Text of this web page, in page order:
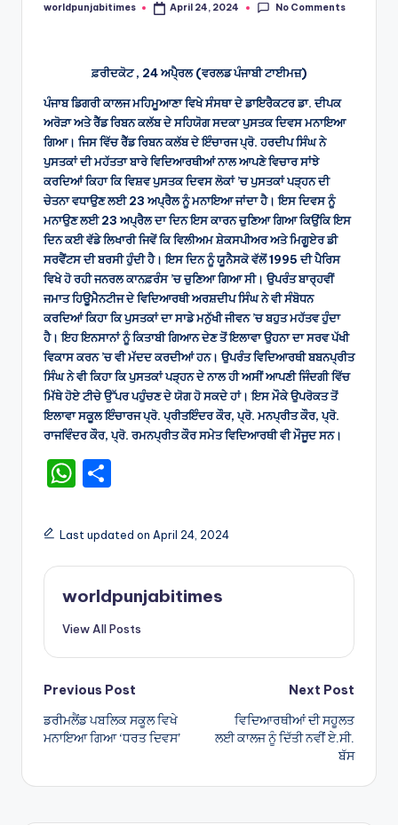
Posted
worldpunjabitimes April 24, 2024 No Comments
ਫ਼ਰੀਦਕੋਟ , 24 ਅਪੈ੍ਰਲ (ਵਰਲਡ ਪੰਜਾਬੀ ਟਾਈਮਜ਼)
ਪੰਜਾਬ ਡਿਗਰੀ ਕਾਲਜ ਮਹਿਮੂਆਣਾ ਵਿਖੇ ਸੰਸਥਾ ਦੇ ਡਾਇਰੈਕਟਰ ਡਾ. ਦੀਪਕ
ਅਰੋੜਾ ਅਤੇ ਰੈੱਡ ਰਿਬਨ ਕਲੱਬ ਦੇ ਸਹਿਯੋਗ ਸਦਕਾ ਪੁਸਤਕ ਦਿਵਸ ਮਨਾਇਆ
ਗਿਆ। ਜਿਸ ਵਿੱਚ ਰੈੱਡ ਰਿਬਨ ਕਲੱਬ ਦੇ ਇੰਚਾਰਜ ਪ੍ਰੋ. ਹਰਦੀਪ ਸਿੰਘ ਨੇ
ਪੁਸਤਕਾਂ ਦੀ ਮਹੱਤਤਾ ਬਾਰੇ ਵਿਦਿਆਰਥੀਆਂ ਨਾਲ ਆਪਣੇ ਵਿਚਾਰ ਸਾਂਝੇ
ਕਰਦਿਆਂ ਕਿਹਾ ਕਿ ਵਿਸ਼ਵ ਪੁਸਤਕ ਦਿਵਸ ਲੋਕਾਂ ’ਚ ਪੁਸਤਕਾਂ ਪੜ੍ਹਨ ਦੀ
ਚੇਤਨਾ ਵਧਾਉਣ ਲਈ 23 ਅਪ੍ਰੈਲ ਨੂੰ ਮਨਾਇਆ ਜਾਂਦਾ ਹੈ। ਇਸ ਦਿਵਸ ਨੂੰ
ਮਨਾਉਣ ਲਈ 23 ਅਪ੍ਰੈਲ ਦਾ ਦਿਨ ਇਸ ਕਾਰਨ ਚੁਣਿਆ ਗਿਆ ਕਿਉਂਕਿ ਇਸ
ਦਿਨ ਕਈ ਵੱਡੇ ਲਿਖਾਰੀ ਜਿਵੇਂ ਕਿ ਵਿਲੀਅਮ ਸ਼ੇਕਸਪੀਅਰ ਅਤੇ ਮਿਗੂਏਰ ਡੀ
ਸਰਵੈਂਟਸ ਦੀ ਬਰਸੀ ਹੁੰਦੀ ਹੈ। ਇਸ ਦਿਨ ਨੂੰ ਯੂਨੈਸਕੋ ਵੱਲੋਂ 1995 ਦੀ ਪੈਰਿਸ
ਵਿਖੇ ਹੋ ਰਹੀ ਜਨਰਲ ਕਾਨਫ਼ਰੰਸ ’ਚ ਚੁਣਿਆ ਗਿਆ ਸੀ। ਉਪਰੰਤ ਬਾਰ੍ਹਵੀਂ
ਜਮਾਤ ਹਿਊਮੈਨਟੀਜ ਦੇ ਵਿਦਿਆਰਥੀ ਅਰਸ਼ਦੀਪ ਸਿੰਘ ਨੇ ਵੀ ਸੰਬੋਧਨ
ਕਰਦਿਆਂ ਕਿਹਾ ਕਿ ਪੁਸਤਕਾਂ ਦਾ ਸਾਡੇ ਮਨੁੱਖੀ ਜੀਵਨ ’ਚ ਬਹੁਤ ਮਹੱਤਵ ਹੁੰਦਾ
ਹੈ। ਇਹ ਇਨਸਾਨਾਂ ਨੂੰ ਕਿਤਾਬੀ ਗਿਆਨ ਦੇਣ ਤੋਂ ਇਲਾਵਾ ਉਹਨਾ ਦਾ ਸਰਵ ਪੱਖੀ
ਵਿਕਾਸ ਕਰਨ ’ਚ ਵੀ ਮੱਦਦ ਕਰਦੀਆਂ ਹਨ। ਉਪਰੰਤ ਵਿਦਿਆਰਥੀ ਬਬਨਪ੍ਰੀਤ
ਸਿੰਘ ਨੇ ਵੀ ਕਿਹਾ ਕਿ ਪੁਸਤਕਾਂ ਪੜ੍ਹਨ ਦੇ ਨਾਲ ਹੀ ਅਸੀਂ ਆਪਣੀ ਜਿੰਦਗੀ ਵਿੱਚ
ਮਿੱਥੇ ਹੋਏ ਟੀਚੇ ਉੱਪਰ ਪਹੁੰਚਣ ਦੇ ਯੋਗ ਹੋ ਸਕਦੇ ਹਾਂ। ਇਸ ਮੌਕੇ ਉਪਰੋਕਤ ਤੋਂ
ਇਲਾਵਾ ਸਕੂਲ ਇੰਚਾਰਜ ਪ੍ਰੋ. ਪ੍ਰੀਤਇੰਦਰ ਕੌਰ, ਪ੍ਰੋ. ਮਨਪ੍ਰੀਤ ਕੌਰ, ਪ੍ਰੋ.
ਰਾਜਵਿੰਦਰ ਕੌਰ, ਪ੍ਰੋ. ਰਮਨਪ੍ਰੀਤ ਕੌਰ ਸਮੇਤ ਵਿਦਿਆਰਥੀ ਵੀ ਮੌਜੂਦ ਸਨ।
W
a
ts
A
p
ar
e
Last updated on April 24, 2024
worldpunjabitimes
View All Posts
Post
navigation
Previous Post
ਡਰੀਮਲੈਂਡ ਪਬਲਿਕ ਸਕੂਲ ਵਿਖੇ
ਮਨਾਇਆ ਗਿਆ ‘ਧਰਤ ਦਿਵਸ’
Next Post
ਵਿਦਿਆਰਥੀਆਂ ਦੀ ਸਹੂਲਤ
ਲਈ ਕਾਲਜ ਨੂੰ ਦਿੱਤੀ ਨਵੀਂ ਏ.ਸੀ.
ਬੱਸ